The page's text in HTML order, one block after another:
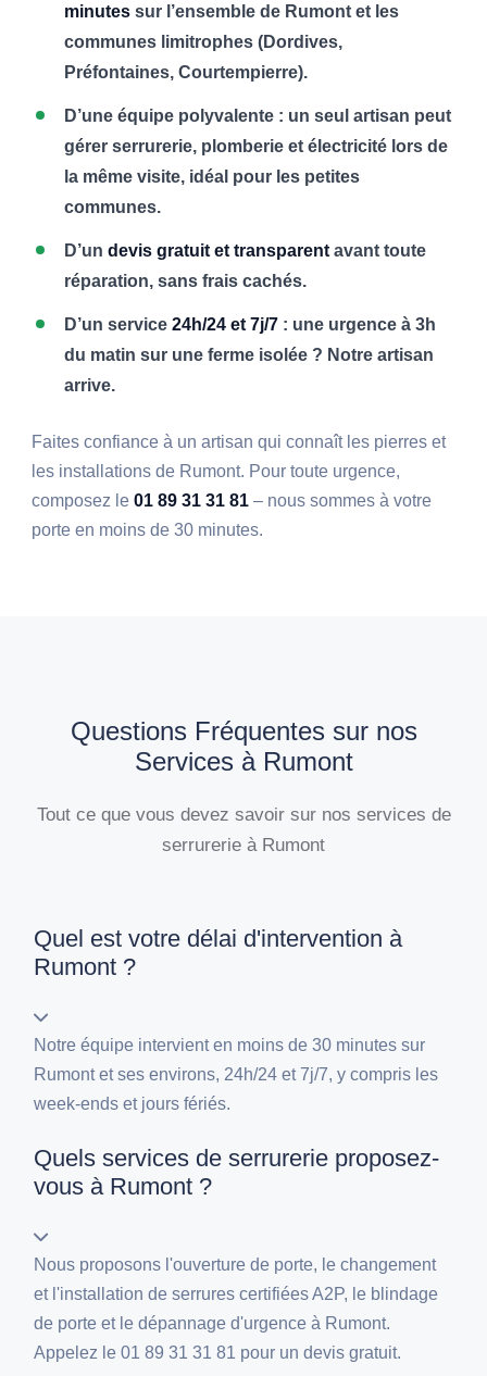
minutes sur l’ensemble de Rumont et les
communes limitrophes (Dordives,
Préfontaines, Courtempierre).
D’une équipe polyvalente : un seul artisan peut
gérer serrurerie, plomberie et électricité lors de
la même visite, idéal pour les petites
communes.
D’undevis gratuit et transparentavant toute
réparation, sans frais cachés.
D’un service24h/24 et 7j/7 : une urgence à 3h
du matin sur une ferme isolée ? Notre artisan
arrive.
Faites confiance à un artisan qui connaît les pierres et
les installations de Rumont. Pour toute urgence,
composez le01 89 31 31 81 – nous sommes à votre
porte en moins de 30 minutes.
Questions Fréquentes sur nos
Services à Rumont
Tout ce que vous devez savoir sur nos services de
serrurerie à Rumont
Quel est votre délai d'intervention à
Rumont ?
Notre équipe intervient en moins de 30 minutes sur
Rumont et ses environs, 24h/24 et 7j/7, y compris les
week-ends et jours fériés.
Quels services de serrurerie proposez-
vous à Rumont ?
Nous proposons l'ouverture de porte, le changement
et l'installation de serrures certifiées A2P, le blindage
de porte et le dépannage d'urgence à Rumont.
Appelez le 01 89 31 31 81 pour un devis gratuit.